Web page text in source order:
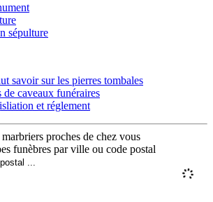
sépulture
savoir sur les pierres tombales
de caveaux funéraires
et réglement
proches de chez vous
funèbres par ville ou code postal